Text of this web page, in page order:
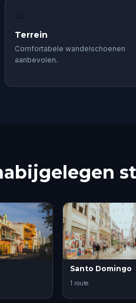
Terrein
Comfortabele wandelschoenen
aanbevolen.
Santo Domingo
1 route